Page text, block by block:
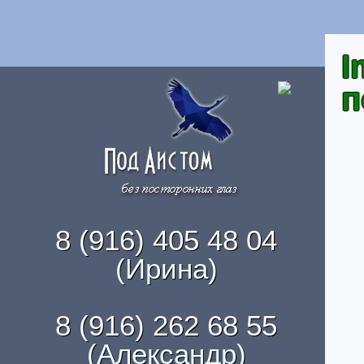
8 (916) 405 48 04
(Ирина)
8 (916) 262 68 55
(Александр)